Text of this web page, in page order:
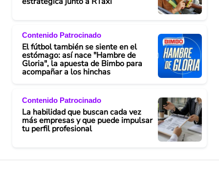
Contenido Patrocinado
El fútbol también se siente en el
estómago: así nace "Hambre de
Gloria", la apuesta de Bimbo para
acompañar a los hinchas
Contenido Patrocinado
La habilidad que buscan cada vez
más empresas y que puede impulsar
tu perfil profesional